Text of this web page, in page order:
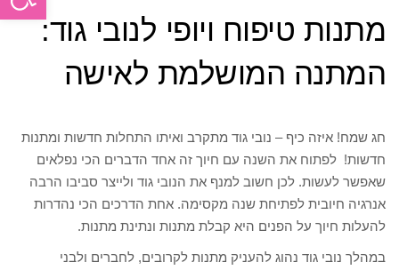
מתנות טיפוח ויופי לנובי גוד:
המתנה המושלמת לאישה
חג שמח! איזה כיף – נובי גוד מתקרב ואיתו התחלות חדשות ומתנות
חדשות! לפתוח את השנה עם חיוך זה אחד הדברים הכי נפלאים
שאפשר לעשות. לכן חשוב למנף את הנובי גוד ולייצר סביבו הרבה
אנרגיה חיובית לפתיחת שנה מקסימה. אחת הדרכים הכי נהדרות
להעלות חיוך על הפנים היא קבלת מתנות ונתינת מתנות.
במהלך נובי גוד נהוג להעניק מתנות לקרובים, לחברים ולבני